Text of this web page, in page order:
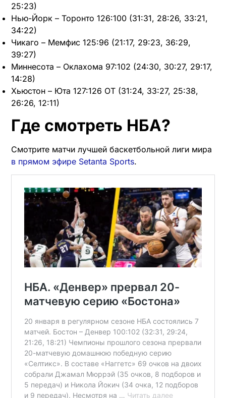
25:23)
Нью-Йорк – Торонто 126:100 (31:31, 28:26, 33:21,
34:22)
Чикаго – Мемфис 125:96 (21:17, 29:23, 36:29,
39:27)
Миннесота – Оклахома 97:102 (24:30, 30:27, 29:17,
14:28)
Хьюстон – Юта 127:126 OT (31:24, 33:27, 25:38,
26:26, 12:11)
Где смотреть НБА?
Смотрите матчи лучшей баскетбольной лиги мира
в прямом эфире Setanta Sports.